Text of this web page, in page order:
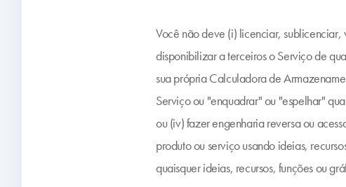
Você não deve (i) licenciar,
disponibilizar a terceiros o Serviço de
sua própria Calculadora de
Serviço ou "enquadrar" ou "espelhar"
ou (iv) fazer engenharia reversa ou
produto ou serviço usando ideias,
quaisquer ideias, recursos, funções ou